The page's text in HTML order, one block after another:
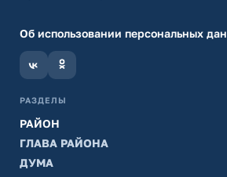
Об использовании персональных
РАЗДЕЛЫ
РАЙОН
ГЛАВА РАЙОНА
ДУМА